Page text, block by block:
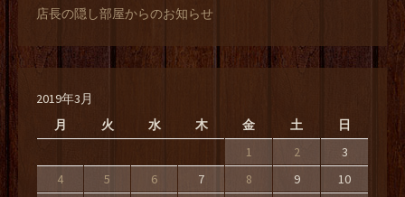
店長の隠し部屋からのお知らせ
2019年3月
月
火 水 木 金 土 日
1 2
3
4
5 6 7 8 9
10